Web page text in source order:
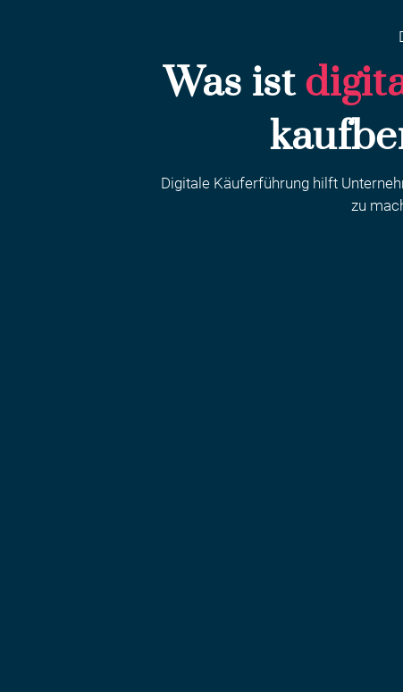
Was ist
Digitale Käuferführung hilft
zu